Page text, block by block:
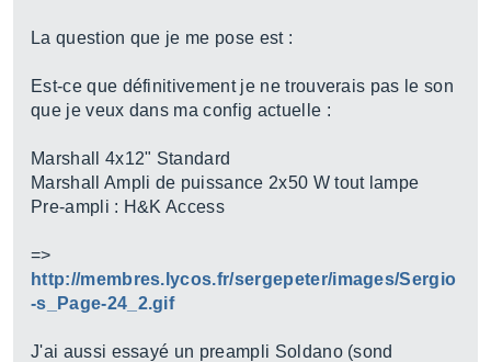
La question que je me pose est :
Est-ce que définitivement je ne trouverais pas le son
que je veux dans ma config actuelle :
Marshall 4x12" Standard
Marshall Ampli de puissance 2x50 W tout lampe
Pre-ampli : H&K Access
=>
http://membres.lycos.fr/sergepeter/images/Sergio
-s_Page-24_2.gif
J'ai aussi essayé un preampli Soldano (sond